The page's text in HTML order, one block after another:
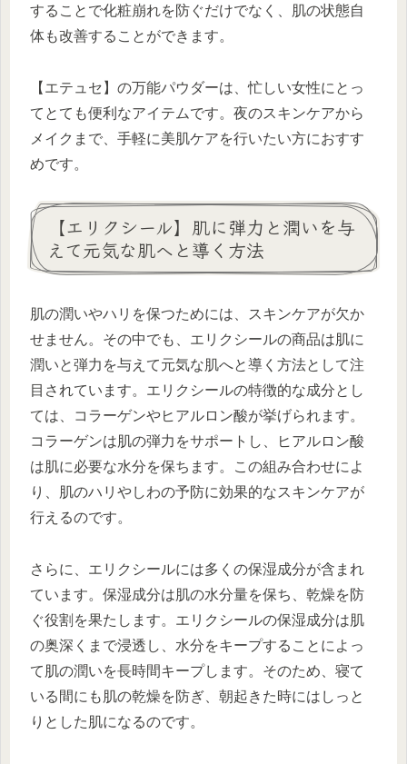
することで化粧崩れを防ぐだけでなく、肌の状態自
体も改善することができます。
【エテュセ】の万能パウダーは、忙しい女性にとっ
てとても便利なアイテムです。夜のスキンケアから
メイクまで、手軽に美肌ケアを行いたい方におすす
めです。
【エリクシール】肌に弾力と潤いを与
えて元気な肌へと導く方法
肌の潤いやハリを保つためには、スキンケアが欠か
せません。その中でも、エリクシールの商品は肌に
潤いと弾力を与えて元気な肌へと導く方法として注
目されています。エリクシールの特徴的な成分とし
ては、コラーゲンやヒアルロン酸が挙げられます。
コラーゲンは肌の弾力をサポートし、ヒアルロン酸
は肌に必要な水分を保ちます。この組み合わせによ
り、肌のハリやしわの予防に効果的なスキンケアが
行えるのです。
さらに、エリクシールには多くの保湿成分が含まれ
ています。保湿成分は肌の水分量を保ち、乾燥を防
ぐ役割を果たします。エリクシールの保湿成分は肌
の奥深くまで浸透し、水分をキープすることによっ
て肌の潤いを長時間キープします。そのため、寝て
いる間にも肌の乾燥を防ぎ、朝起きた時にはしっと
りとした肌になるのです。